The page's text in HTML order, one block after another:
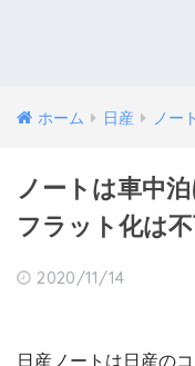
ホーム 日産 ノート
ノートは車中
フラット化は
2020/11/14
日産ノートは日産の